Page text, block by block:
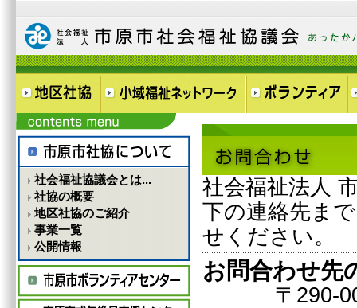
社会福祉協議会とは...
社協の概要
地区社協のご紹介
事業一覧
公開情報
社会福祉法人
下の連絡先ま
せください。
お問合わせ先
〒290-